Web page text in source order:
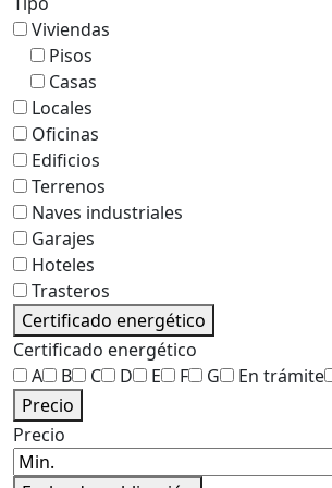
Viviendas
Pisos
Casas
Locales
Oficinas
Edificios
Terrenos
Naves industriales
Garajes
Hoteles
Trasteros
Certificado energético
Certificado energético
A
B C D E F G En trámite
Precio
Precio